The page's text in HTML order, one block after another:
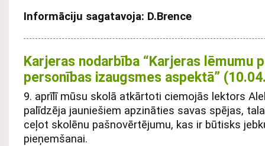
Informāciju sagatavoja: D.Brence
Karjeras nodarbība “Karjeras lēmumu
personības izaugsmes aspektā”
9. aprīlī mūsu skolā atkārtoti ciemojās lektors
palīdzēja jauniešiem apzināties savas spējas,
ceļot skolēnu pašnovērtējumu, kas ir būtisks
pieņemšanai.